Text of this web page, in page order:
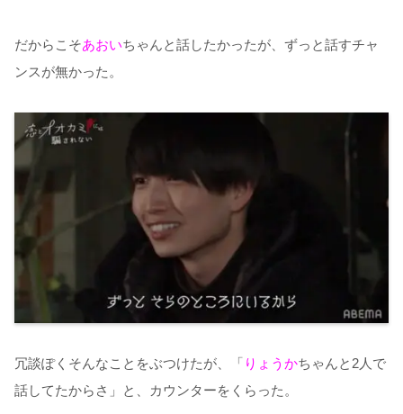
だからこそあおいちゃんと話したかったが、ずっと話すチャ
ンスが無かった。
冗談ぽくそんなことをぶつけたが、「 りょうかちゃんと2人で
話してたからさ」と、カウンターをくらった。